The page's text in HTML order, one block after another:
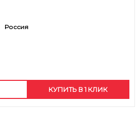
Россия
КУПИТЬ В 1 КЛИК